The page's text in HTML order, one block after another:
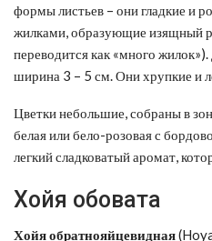
формы листьев – они гладкие и
жилками, образующие изящный
переводится как «много
ширина 3 – 5 см. Они хрупкие и
Цветки небольшие, собраны в
белая или бело-розовая с
легкий сладковатый аромат,
Хойя обовата
Хойя обратнояйцевидная